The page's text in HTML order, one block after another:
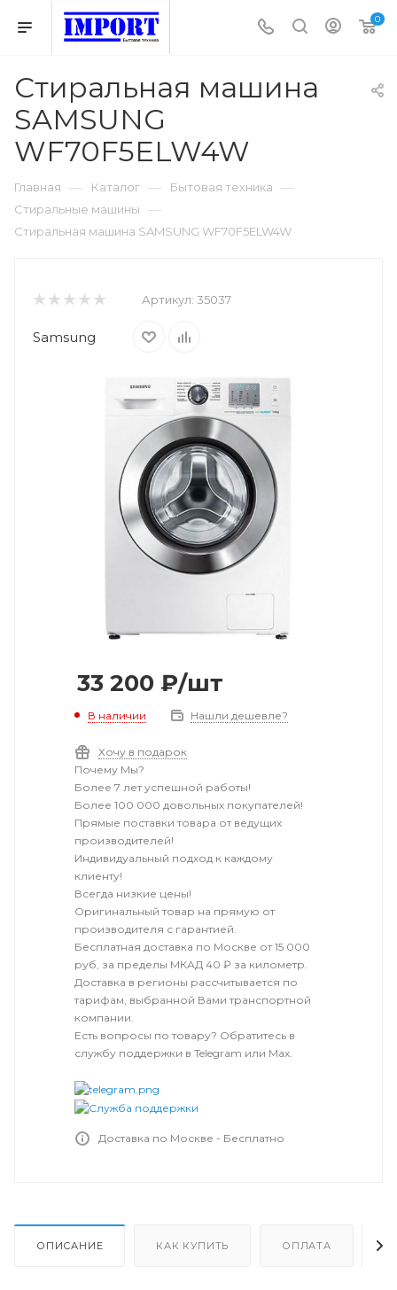
0
Стиральная машина
SAMSUNG
WF70F5ELW4W
Главная — Каталог — Бытовая техника —
Стиральные машины —
Стиральная машина SAMSUNG WF70F5ELW4W
Артикул: 35037
Samsung
33 200 ₽/шт
В наличии Нашли дешевле?
Хочу в подарок
Почему Мы?
Более 7 лет успешной работы!
Более 100 000 довольных покупателей!
Прямые поставки товара от ведущих
производителей!
Индивидуальный подход к каждому
клиенту!
Всегда низкие цены!
Оригинальный товар на прямую от
производителя с гарантией.
Бесплатная доставка по Москве от 15 000
руб, за пределы МКАД 40 ₽ за километр.
Доставка в регионы рассчитывается по
тарифам, выбранной Вами транспортной
компании.
Есть вопросы по товару? Обратитесь в
службу поддержки в Telegram или Max.
Доставка по Москве - Бесплатно
ОПИСАНИЕ КАК КУПИТЬ ОПЛАТА